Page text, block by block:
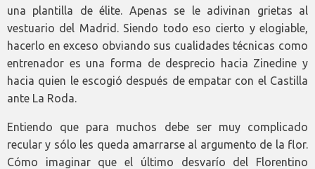
una plantilla de élite. Apenas se le adivinan grietas al
vestuario del Madrid. Siendo todo eso cierto y elogiable,
hacerlo en exceso obviando sus cualidades técnicas como
entrenador es una forma de desprecio hacia Zinedine y
hacia quien le escogió después de empatar con el Castilla
ante La Roda.
Entiendo que para muchos debe ser muy complicado
recular y sólo les queda amarrarse al argumento de la flor.
Cómo imaginar que el último desvarío del Florentino